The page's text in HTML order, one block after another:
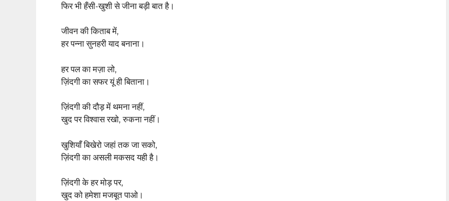
फिर भी हँसी-खुशी से जीना बड़ी बात है।
जीवन की किताब में,
हर पन्ना सुनहरी याद बनाना।
हर पल का मज़ा लो,
ज़िंदगी का सफर यूं ही बिताना।
ज़िंदगी की दौड़ में थमना नहीं,
खुद पर विश्वास रखो, रुकना नहीं।
खुशियाँ बिखेरो जहां तक जा सको,
ज़िंदगी का असली मकसद यही है।
ज़िंदगी के हर मोड़ पर,
खुद को हमेशा मजबूत पाओ।